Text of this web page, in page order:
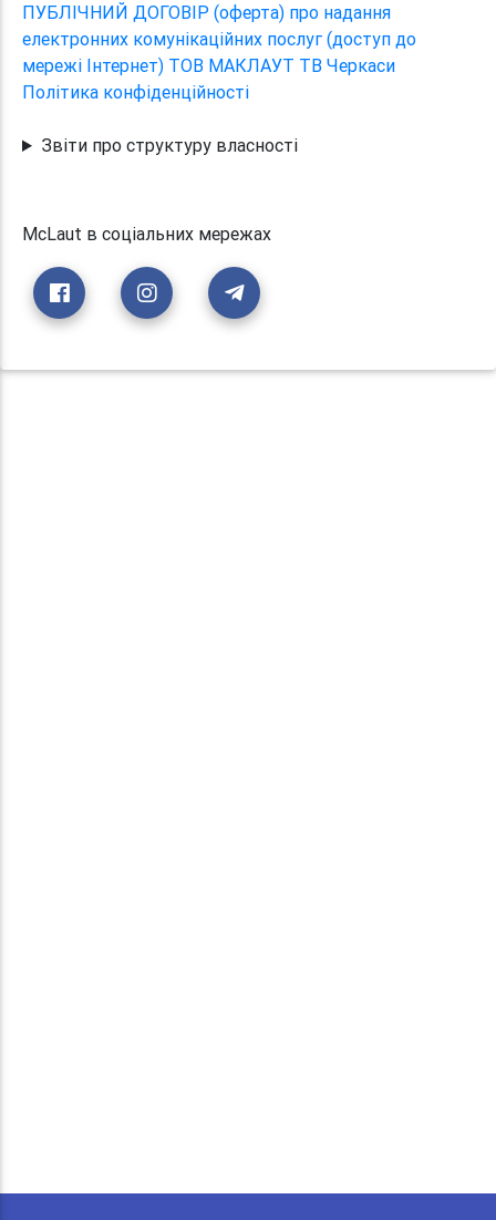
ПУБЛІЧНИЙ ДОГОВІР (оферта) про надання
електронних комунікаційних послуг (доступ до
мережі Інтернет) ТОВ МАКЛАУТ ТВ Черкаси
Політика конфіденційності
Звіти про структуру власності
McLaut в соціальних мережах